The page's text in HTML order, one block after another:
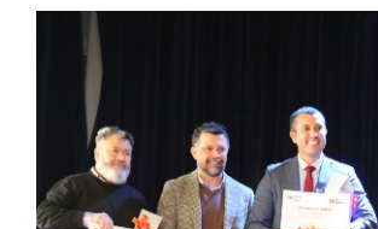
Formación Continua
Estudiantes
Académicos
Funcionarios